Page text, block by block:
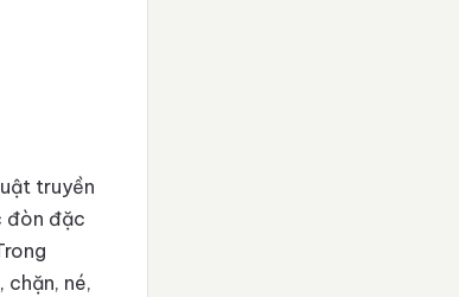
truyền
đòn đặc
né,